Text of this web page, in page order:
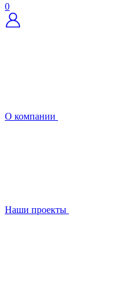
0
О компании
Наши проекты